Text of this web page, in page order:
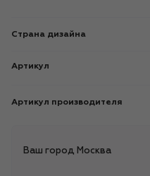
Страна дизайна
Артикул
Артикул производителя
Ваш город Москва